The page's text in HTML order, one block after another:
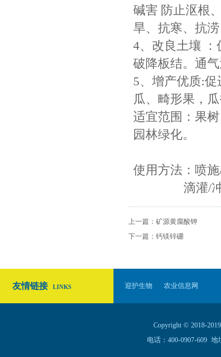
碱害 防止沤根
旱、抗寒、抗
4、改良土壤
破降板结。通
5、增产优质:
瓜、畸形果，
适宜范围：果
园林绿化。
使用方法：喷
滴灌/冲施
上一篇： 矿源黄腐酸钾
下一篇： 钙镁锌硼
友情链接 LINKS 迎护生物 农业信息网
Copyright © 2018-
电话：400-0907-609